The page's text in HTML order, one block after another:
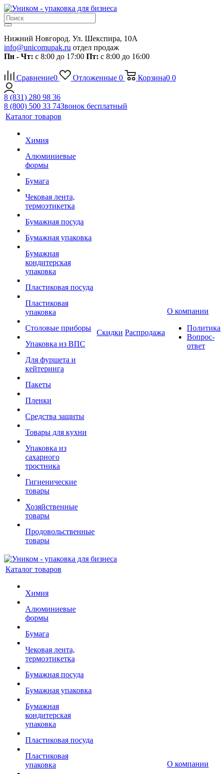
Нижний Новгород. Ул. Шекспира, 10А
info@unicomupak.ru отдел продаж
Пн - Чт: с 8:00 до 17:00 Пт: с 8:00 до 16:00
Сравнение0 Отложенные 0 Корзина0 0
8 (831) 280 98 36
8 (800) 500 33 74Звонок бесплатный
Каталог товаров
Химия
Алюминиевые
формы
Бумага
Чековая лента,
термоэтикетка
Бумажная посуда
Бумажная упаковка
Бумажная
кондитерская
упаковка
Пластиковая посуда
Пластиковая
упаковка
Столовые приборы
Упаковка из ВПС
Для фуршета и
кейтеринга
Пакеты
Пленки
Средства защиты
Товары для кухни
Упаковка из
сахарного
тростника
Гигиенические
товары
Хозяйственные
товары
Продовольственные
товары
Скидки Распродажа
О компании
Политика
Вопрос-
ответ
Каталог товаров
Химия
Алюминиевые
формы
Бумага
Чековая лента,
термоэтикетка
Бумажная посуда
Бумажная упаковка
Бумажная
кондитерская
упаковка
Пластиковая посуда
Пластиковая
упаковка
О компании